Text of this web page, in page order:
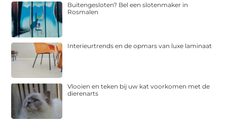
Buitengesloten? Bel een slotenmaker in
Rosmalen
Interieurtrends en de opmars van luxe laminaat
Vlooien en teken bij uw kat voorkomen met de
dierenarts